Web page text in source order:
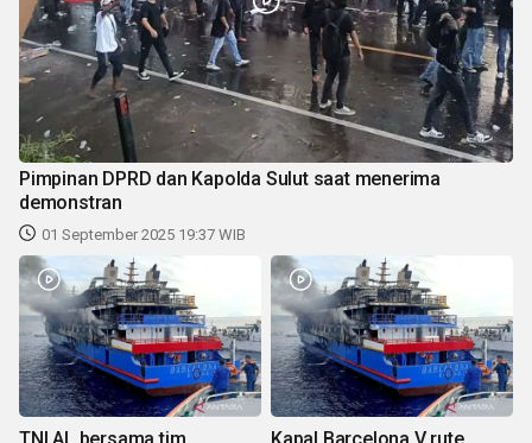
Pimpinan DPRD dan Kapolda Sulut saat menerima
demonstran
01 September 2025 19:37 WIB